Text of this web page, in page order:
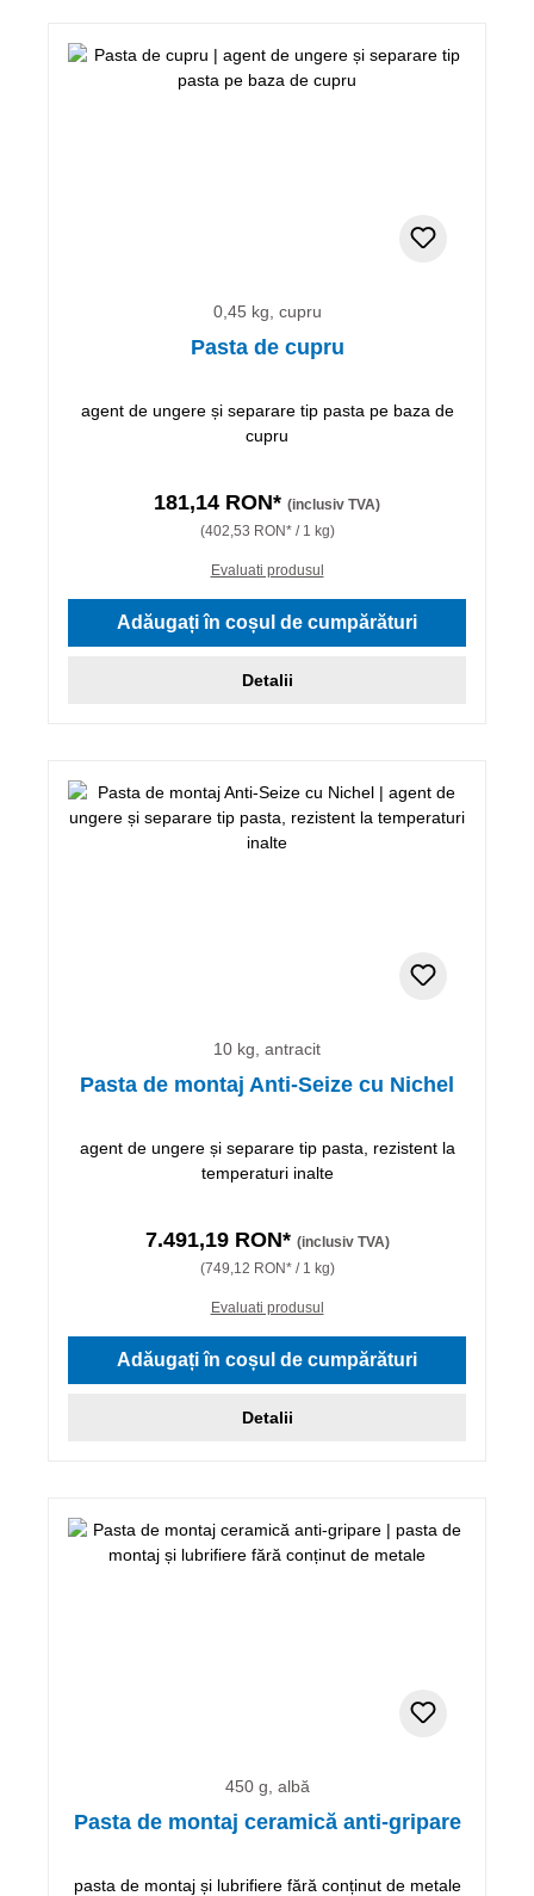
0,45 kg, cupru
Pasta de cupru
agent de ungere și separare tip pasta pe baza de
cupru
181,14 RON* (inclusiv TVA)
(402,53 RON* / 1 kg)
Evaluati produsul
Adăugați în coșul de cumpărături
Detalii
10 kg, antracit
Pasta de montaj Anti-Seize cu Nichel
agent de ungere și separare tip pasta, rezistent la
temperaturi inalte
7.491,19 RON* (inclusiv TVA)
(749,12 RON* / 1 kg)
Evaluati produsul
Adăugați în coșul de cumpărături
Detalii
450 g, albă
Pasta de montaj ceramică anti-gripare
pasta de montaj și lubrifiere fără conținut de metale